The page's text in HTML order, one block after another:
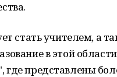
стать учителем, а
в этой
где представлены